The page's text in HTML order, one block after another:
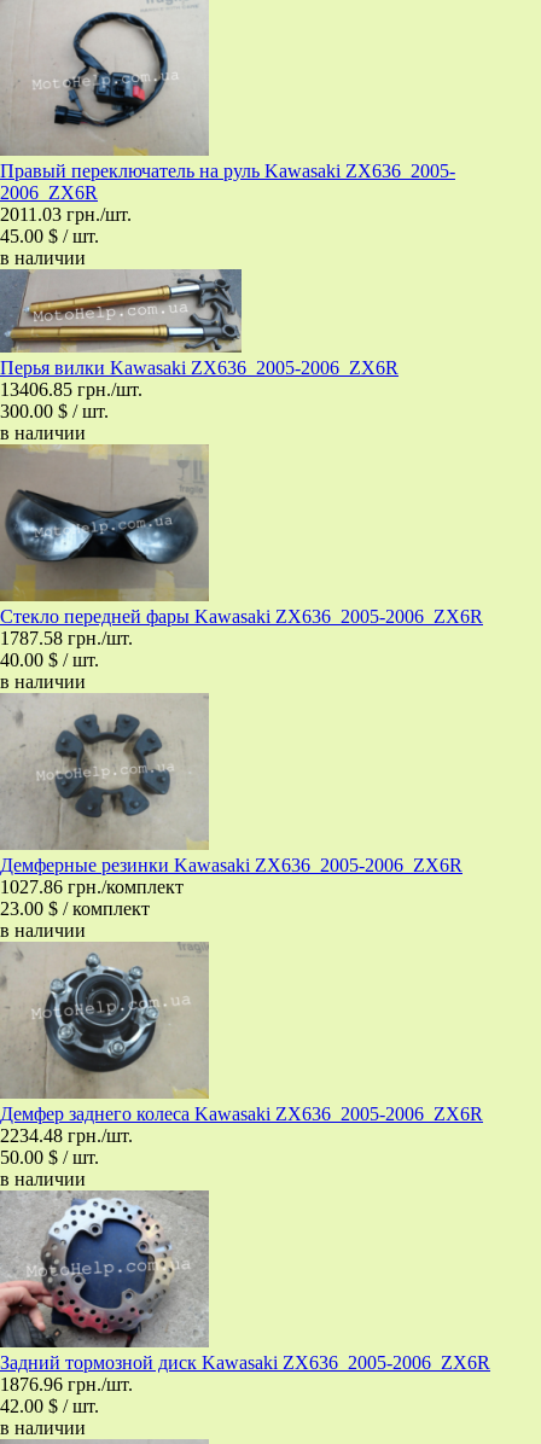
Правый переключатель на руль Kawasaki ZX636_2005-
2006_ZX6R
2011.03 грн./шт.
45.00 $ / шт.
в наличии
Перья вилки Kawasaki ZX636_2005-2006_ZX6R
13406.85 грн./шт.
300.00 $ / шт.
в наличии
Стекло передней фары Kawasaki ZX636_2005-2006_ZX6R
1787.58 грн./шт.
40.00 $ / шт.
в наличии
Демферные резинки Kawasaki ZX636_2005-2006_ZX6R
1027.86 грн./комплект
23.00 $ / комплект
в наличии
Демфер заднего колеса Kawasaki ZX636_2005-2006_ZX6R
2234.48 грн./шт.
50.00 $ / шт.
в наличии
Задний тормозной диск Kawasaki ZX636_2005-2006_ZX6R
1876.96 грн./шт.
42.00 $ / шт.
в наличии